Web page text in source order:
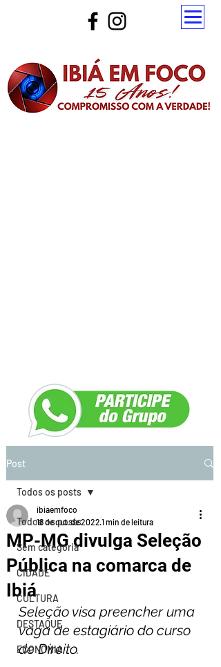
Post
Todos os posts
Sem categoria
CIDADE
CULTURA
DESTAQUE
ECONOMIA
Todos os posts
MP-MG divulga Seleção
Pública na comarca de
Ibiá
ibiaemfoco
18 de out. de 2022 1 min de leitura
Seleção visa preencher uma
vaga de estagiário do curso
de Direito.